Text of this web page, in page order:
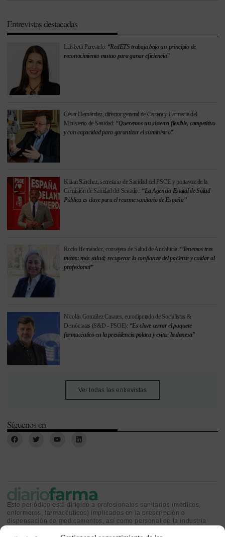
Entrevistas destacadas
Lilisbeth Perestelo: “RedETS trabaja bajo un principio de
reconocimiento mutuo para ganar eficiencia”
César Hernández, director general de Cartera y Farmacia del
Ministerio de Sanidad: “Queremos un sistema flexible, competitivo
y con capacidad para garantizar el suministro”
Kilian Sánchez, secretario de Sanidad del PSOE y portavoz de la
Comisión de Sanidad del Senado.: “La Agencia Estatal de Salud
Pública es clave para el rearme sanitario de España”
Rocío Hernández, consejera de Salud de Andalucía: “Tenemos tres
metas: más salud; recuperar la confianza del paciente y cuidar al
profesional”
Nicolás González Casares, eurodiputado de Socialistas &
Demócratas (S&D - PSOE): “Es clave cerrar el paquete
farmacéutico en la presidencia polaca y evitar la danesa”
Ver todas las entrevistas
Síguenos en
Este periódico está dirigido a profesionales sanitarios (médicos,
enfermeros, farmacéuticos) implicados en la prescripción o
dispensación de medicamentos, así como personal de la industria